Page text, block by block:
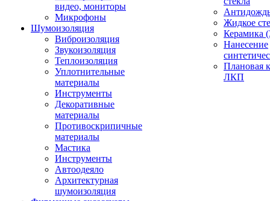
видео, мониторы
Микрофоны
Шумоизоляция
Виброизоляция
Звукоизоляция
Теплоизоляция
Уплотнительные
материалы
Инструменты
Декоративные
материалы
Противоскрипичные
материалы
Мастика
Инструменты
Автоодеяло
Архитектурная
шумоизоляция
Жидкое
Керамика
Нанесение
Плановая
ЛКП